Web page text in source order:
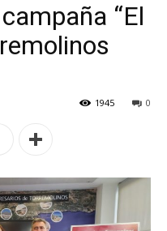
“El
0
1945